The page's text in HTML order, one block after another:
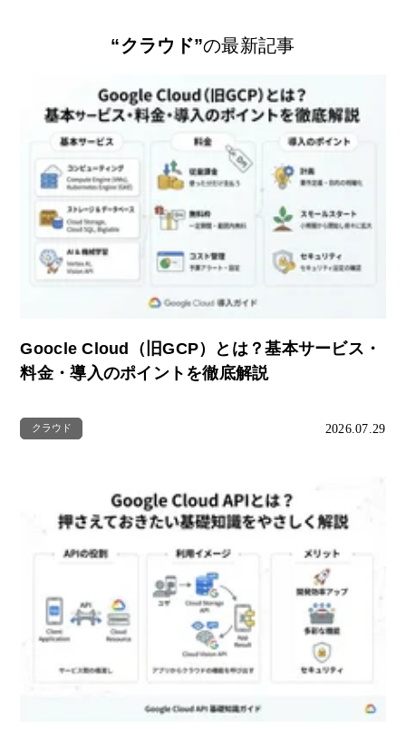
“クラウド”の最新記事
Goocle Cloud（旧GCP）とは？基本サービス・
料金・導入のポイントを徹底解説
クラウド 2026.07.29